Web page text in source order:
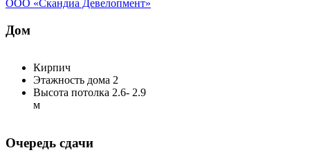
ООО «Скандиа Девелопмент»
Дом
Кирпич
Этажность дома 2
Высота потолка 2.6- 2.9
м
Очередь сдачи